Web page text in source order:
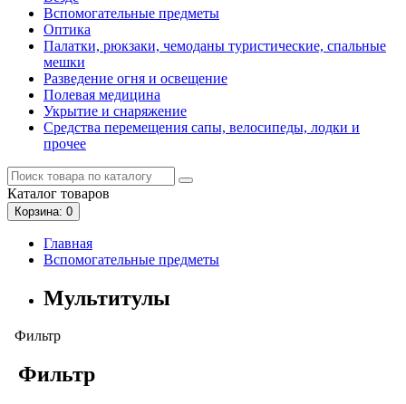
Вспомогательные предметы
Оптика
Палатки, рюкзаки, чемоданы туристические, спальные
мешки
Разведение огня и освещение
Полевая медицина
Укрытие и снаряжение
Средства перемещения сапы, велосипеды, лодки и
прочее
Каталог товаров
Корзина: 0
Главная
Вспомогательные предметы
Мультитулы
Фильтр
Фильтр